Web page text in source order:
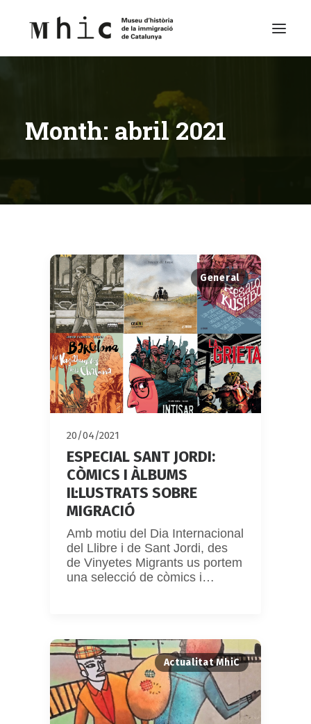
Museu
Visita’ns
Exposicions
Espai Educatiu
Català
Month: abril 2021
General
20/04/2021
ESPECIAL SANT JORDI:
CÒMICS I ÀLBUMS
IL·LUSTRATS SOBRE
MIGRACIÓ
Amb motiu del Dia Internacional
del Llibre i de Sant Jordi, des
de Vinyetes Migrants us portem
una selecció de còmics i…
Actualitat MhiC